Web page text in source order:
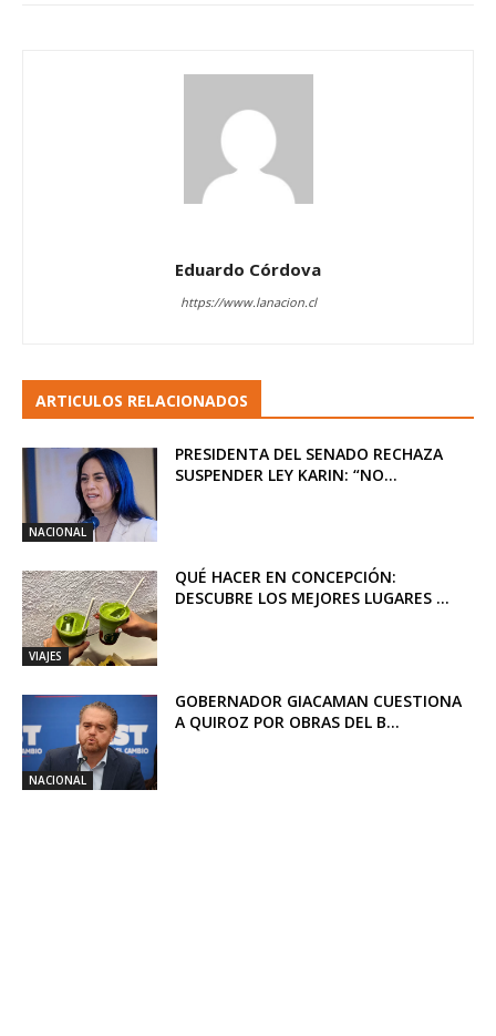
Eduardo Córdova
https://www.lanacion.cl
ARTICULOS RELACIONADOS
NACIONAL
PRESIDENTA DEL SENADO RECHAZA
SUSPENDER LEY KARIN: “NO...
VIAJES
QUÉ HACER EN CONCEPCIÓN:
DESCUBRE LOS MEJORES LUGARES ...
NACIONAL
GOBERNADOR GIACAMAN CUESTIONA
A QUIROZ POR OBRAS DEL B...